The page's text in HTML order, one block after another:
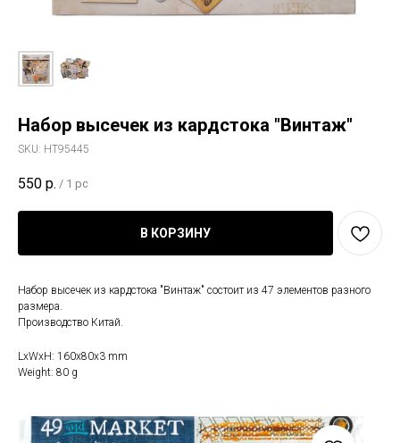
Набор высечек из кардстока "Винтаж"
SKU: HT95445
550 р. / 1 pc
В КОРЗИНУ
Набор высечек из кардстока "Винтаж" состоит из 47 элементов разного
размера.
Производство Китай.
LxWxH: 160x80x3 mm
Weight: 80 g